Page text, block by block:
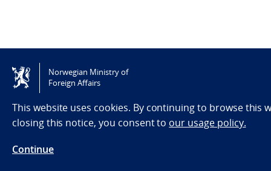
Norwegian Ministry of
Foreign Affairs
This website uses cookies. By continuing to browse this
closing this notice, you consent to our usage policy.
Continue